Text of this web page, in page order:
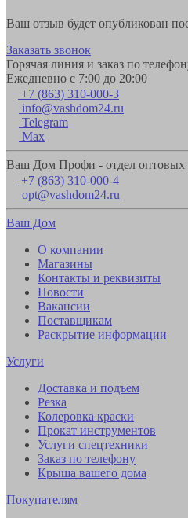
Ваш отзыв будет опубликован
Заказать звонок
Горячая линия и заказ по
Ежедневно с 7:00 до 20:00
+7 (863) 310-000-3
info@vashdom24.ru
Telegram
Max
Ваш Дом Профи - отдел оптовых
+7 (863) 310-000-4
opt@vashdom24.ru
Ваш Дом
О компании
Магазины
Контакты и реквизиты
Новости
Вакансии
Поставщикам
Раскрытие информации
Услуги
Доставка и подъем
Резка
Колеровка краски
Прокат инструментов
Услуги спецтехники
Заказ по телефону
Крыша вашего дома
Покупателям